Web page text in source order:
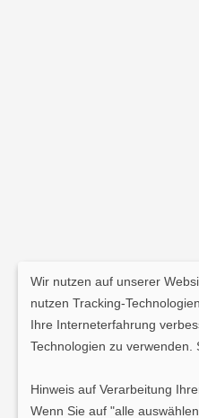
Wir nutzen auf unserer
nutzen Tracking-
Ihre Interneterfahrung
Technologien zu
Hinweis auf Verarbeitung
Wenn Sie auf "alle